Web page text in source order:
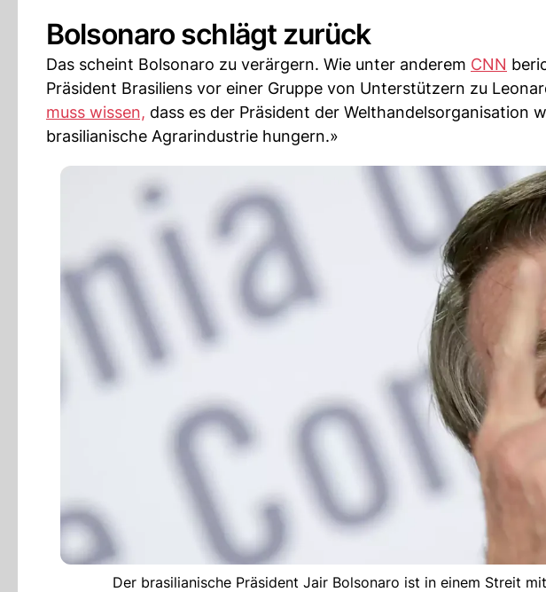
Bolsonaro schlägt zurück
Das scheint Bolsonaro zu verärgern. Wie unter anderem CNN
Präsident Brasiliens vor einer Gruppe von Unterstützern zu
muss wissen, dass es der Präsident der Welthandelsorganisation
brasilianische Agrarindustrie hungern.»
Der brasilianische Präsident Jair Bolsonaro ist in einem Streit